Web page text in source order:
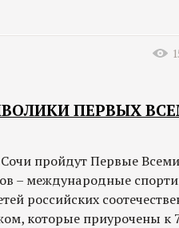
ПЕРВЫХ
Сочи пройдут Первые
– международные
российских
которые приурочены к